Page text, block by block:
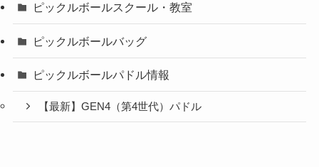
ピックルボールスクール・教室
ピックルボールバッグ
ピックルボールパドル情報
【最新】GEN4（第4世代）パドル